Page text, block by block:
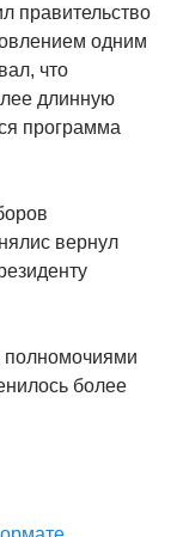
правительство
одним
что
длинную
программа
вернул
полномочиями
более